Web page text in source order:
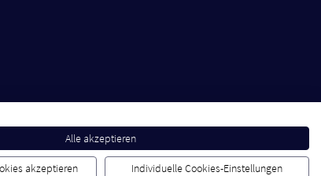
Alle akzeptieren
akzeptieren Individuelle Cookies-Einstellungen